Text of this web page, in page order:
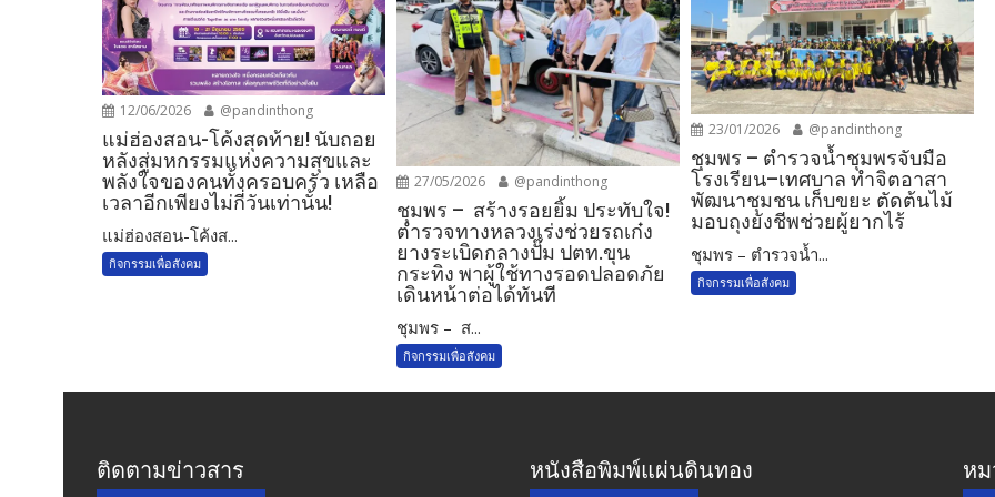
12/06/2026 @pandinthong
แม่ฮ่องสอน-โค้งสุดท้าย! นับถอย
หลังสู่มหกรรมแห่งความสุขและ
พลังใจของคนทั้งครอบครัว เหลือ
เวลาอีกเพียงไม่กี่วันเท่านั้น!
แม่ฮ่องสอน-โค้งส...
กิจกรรมเพื่อสังคม
27/05/2026 @pandinthong
ชุมพร – สร้างรอยยิ้ม ประทับใจ!
ตำรวจทางหลวงเร่งช่วยรถเก๋ง
ยางระเบิดกลางปั๊ม ปตท.ขุน
กระทิง พาผู้ใช้ทางรอดปลอดภัย
เดินหน้าต่อได้ทันที
ชุมพร – ส...
กิจกรรมเพื่อสังคม
23/01/2026 @pandinthong
ชุมพร – ตำรวจน้ำชุมพรจับมือ
โรงเรียน–เทศบาล ทำจิตอาสา
พัฒนาชุมชน เก็บขยะ ตัดต้นไม้
มอบถุงยังชีพช่วยผู้ยากไร้
ชุมพร – ตำรวจน้ำ...
กิจกรรมเพื่อสังคม
ติดตามข่าวสาร หนังสือพิมพ์แผ่นดินทอง ห